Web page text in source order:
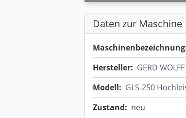
Daten zur Maschine
Hersteller: GERD WOLFF
Modell: GLS-250
Zustand: neu